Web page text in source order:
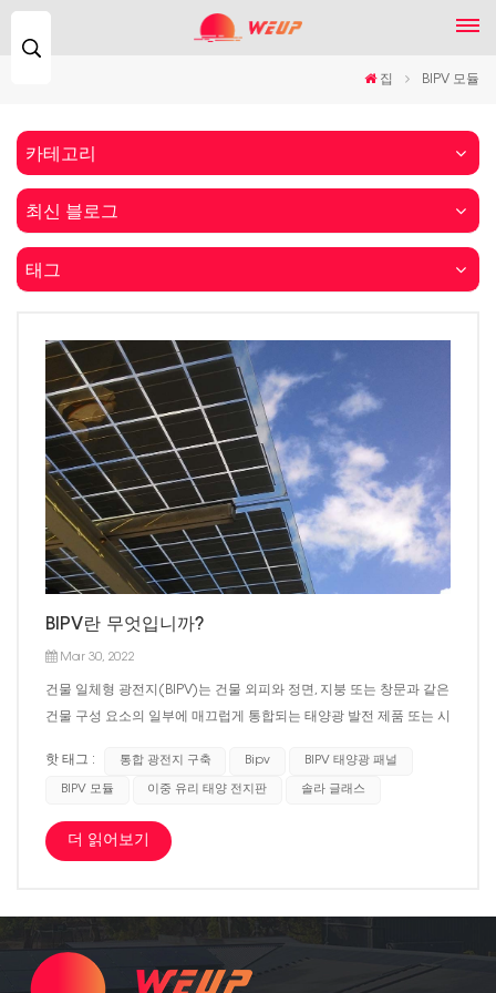
집 BIPV 모듈
카테고리
최신 블로그
태그
BIPV란 무엇입니까?
Mar 30, 2022
건물 일체형 광전지(BIPV)는 건물 외피와 정면, 지붕 또는 창문과 같은
건물 구성 요소의 일부에 매끄럽게 통합되는 태양광 발전 제품 또는 시
로 동시에 변환하고 다음과 같은 건물 외피 기능을 제공하는 건물 외피
의 통합 구성 요소입니다.날씨 보호단열재소음 방지일광 조명안전 애
플리케이션​ 1. 파사드 – PV는 건물 측면에 통합되어 기존의 유리창을
반투명 박막 또는 결정질 태양광 패널로 대체할 수 있습니다. 이러한
2. 옥상 – 이러한 응용 분야에서 PV 재료는 지붕 재료 또는 경우에 따라
지붕 자체를 대체합니다. 일부 회사는 합판 유리로 만든 일체형 일체형
핫 태그 : 통합 광전지 구축 Bipv BIPV 태양광 패널
BIPV 모듈 이중 유리 태양 전지판 솔라 글래스
더 읽어보기